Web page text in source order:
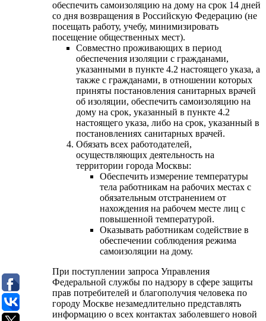
обеспечить самоизоляцию на дому на срок 14 дней
со дня возвращения в Российскую Федерацию (не
посещать работу, учебу, минимизировать
посещение общественных мест).
Совместно проживающих в период
обеспечения изоляции с гражданами,
указанными в пункте 4.2 настоящего указа, а
также с гражданами, в отношении которых
приняты постановления санитарных врачей
об изоляции, обеспечить самоизоляцию на
дому на срок, указанный в пункте 4.2
настоящего указа, либо на срок, указанный в
постановлениях санитарных врачей.
Обязать всех работодателей,
осуществляющих деятельность на
территории города Москвы:
Обеспечить измерение температуры
тела работникам на рабочих местах с
обязательным отстранением от
нахождения на рабочем месте лиц с
повышенной температурой.
Оказывать работникам содействие в
обеспечении соблюдения режима
самоизоляции на дому.
При поступлении запроса Управления
Федеральной службы по надзору в сфере защиты
прав потребителей и благополучия человека по
городу Москве незамедлительно представлять
информацию о всех контактах заболевшего новой